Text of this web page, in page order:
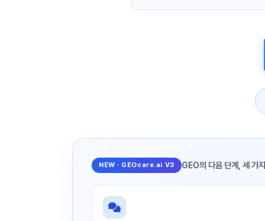
NEW · GEOcare.ai V3 GEO의 다음 단계, 세 가